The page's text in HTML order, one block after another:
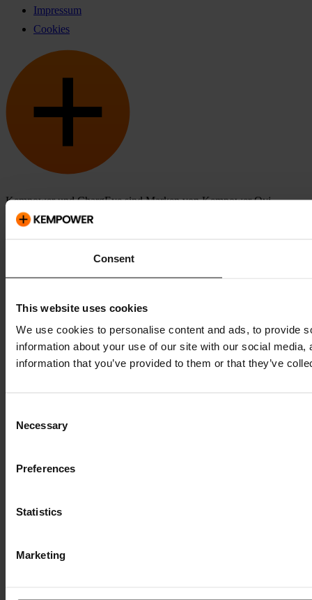
Consent
This website uses cookies
We use cookies to personalise content and ads, to provide
information about your use of our site with our social
information that you’ve provided to them or that they’ve
Selection
Necessary
Preferences
Statistics
Marketing
Impressum
Cookies
Kempower und ChargEye sind Marken von Kempower Oyj,
eingetragen in den USA und anderen Ländern und Regionen.